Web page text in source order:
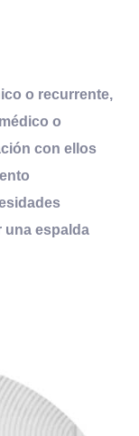
o recurrente,
o
con ellos
una espalda